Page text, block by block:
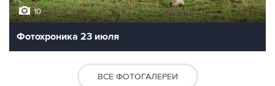
10
Фотохроника 23 июля
ВСЕ ФОТОГАЛЕРЕИ